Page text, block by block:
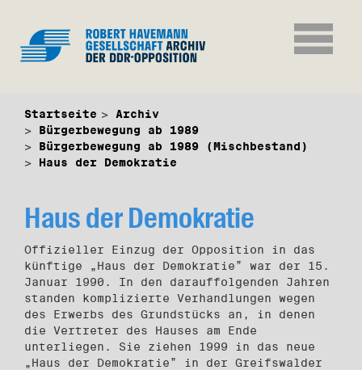
Startseite
Archiv
Bürgerbewegung ab 1989
Bürgerbewegung ab 1989 (Mischbestand)
Haus der Demokratie
Haus der Demokratie
Offizieller Einzug der Opposition in das
künftige „Haus der Demokratie” war der 15.
Januar 1990. In den darauffolgenden Jahren
standen komplizierte Verhandlungen wegen
des Erwerbs des Grundstücks an, in denen
die Vertreter des Hauses am Ende
unterliegen. Sie ziehen 1999 in das neue
„Haus der Demokratie” in der Greifswalder